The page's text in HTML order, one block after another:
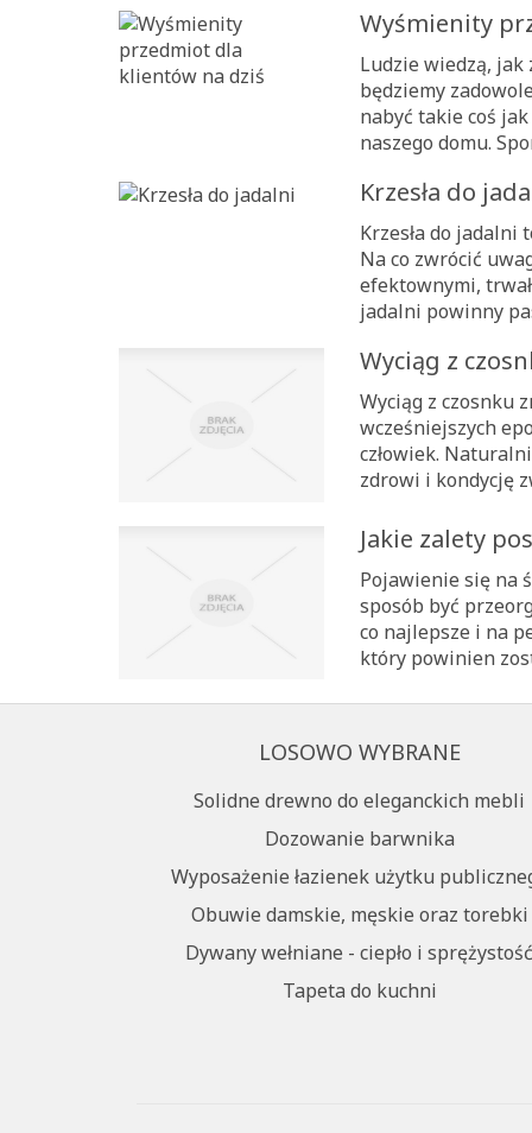
Wyśmienity
Ludzie wiedzą, jak
będziemy
nabyć takie coś
naszego domu.
Krzesła do
Krzesła do jadalni
Na co zwrócić
efektownymi,
jadalni powinny
Wyciąg z
Wyciąg z czosnku
wcześniejszych
człowiek.
zdrowi i kondycję
Jakie zalety
Pojawienie się na
sposób być
co najlepsze i na
który powinien
LOSOWO WYBRANE
Solidne drewno do eleganckich mebli
Dozowanie barwnika
Wyposażenie łazienek użytku
Obuwie damskie, męskie oraz torebki
Dywany wełniane - ciepło i sprężystość
Tapeta do kuchni